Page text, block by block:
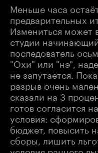
Меньше часа
предварительных
Измениться может
студии
последователь
"Охи" или "нэ",
не запутается.
разрыв очень
сказали на 3
готов согласится
условия:
бюджет, повысить
сборы, лишить